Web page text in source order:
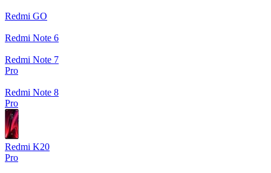
Redmi GO
Redmi Note 6
Redmi Note 7
Pro
Redmi Note 8
Pro
Redmi K20
Pro